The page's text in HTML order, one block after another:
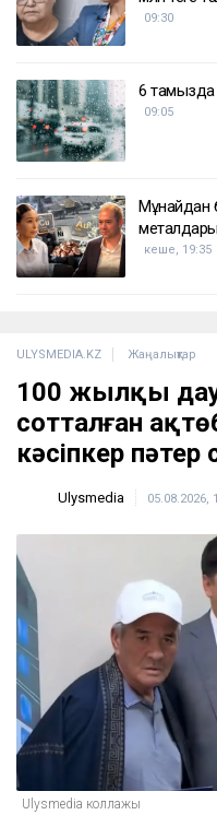
09:30
6
09:05
Мұнайдан
кеше, 19:35
ULYSMEDIA.KZ Жаңалықтар
100 жылқы
сотталған
кәсіпкер
Ulysmedia 05.08.2026,
Ulysmedia коллажы